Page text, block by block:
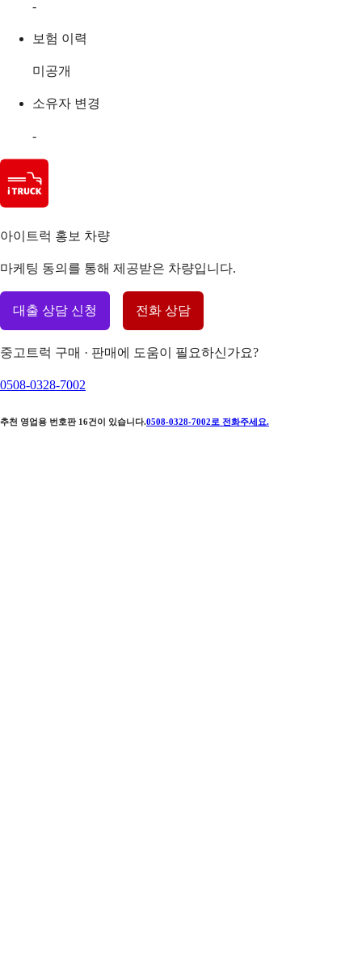
-
보험 이력
미공개
소유자 변경
-
아이트럭 홍보 차량
마케팅 동의를 통해 제공받은 차량입니다.
대출 상담 신청 전화 상담
중고트럭 구매 · 판매에 도움이 필요하신가요?
0508-0328-7002
추천 영업용 번호판 16건이 있습니다.0508-0328-7002 로 전화주세요.